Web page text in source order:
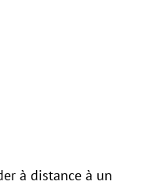
à distance à un